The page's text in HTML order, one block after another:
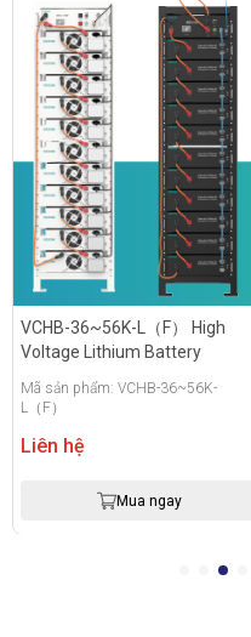
VCHB-36~56K-L（F） High
Voltage Lithium Battery
Mã sản phẩm: VCHB-36~56K-
L（F）
Liên hệ
Mua ngay